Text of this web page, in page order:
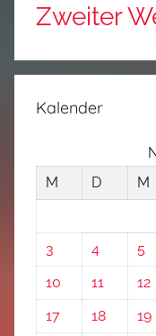
Zweiter
Kalender
M
D M
3
4 5
10
11 12
17
18 19